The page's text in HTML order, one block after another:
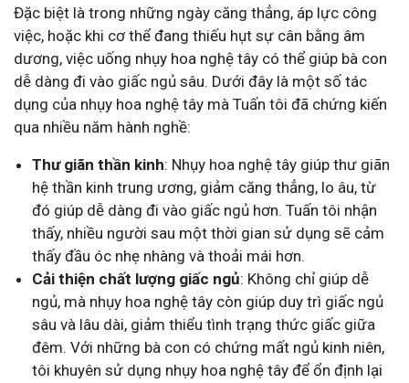
Đặc biệt là trong những ngày căng thẳng, áp lực công
việc, hoặc khi cơ thể đang thiếu hụt sự cân bằng âm
dương, việc uống nhụy hoa nghệ tây có thể giúp bà con
dễ dàng đi vào giấc ngủ sâu. Dưới đây là một số tác
dụng của nhụy hoa nghệ tây mà Tuấn tôi đã chứng kiến
qua nhiều năm hành nghề:
Thư giãn thần kinh: Nhụy hoa nghệ tây giúp thư giãn
hệ thần kinh trung ương, giảm căng thẳng, lo âu, từ
đó giúp dễ dàng đi vào giấc ngủ hơn. Tuấn tôi nhận
thấy, nhiều người sau một thời gian sử dụng sẽ cảm
thấy đầu óc nhẹ nhàng và thoải mái hơn.
Cải thiện chất lượng giấc ngủ: Không chỉ giúp dễ
ngủ, mà nhụy hoa nghệ tây còn giúp duy trì giấc ngủ
sâu và lâu dài, giảm thiểu tình trạng thức giấc giữa
đêm. Với những bà con có chứng mất ngủ kinh niên,
tôi khuyên sử dụng nhụy hoa nghệ tây để ổn định lại